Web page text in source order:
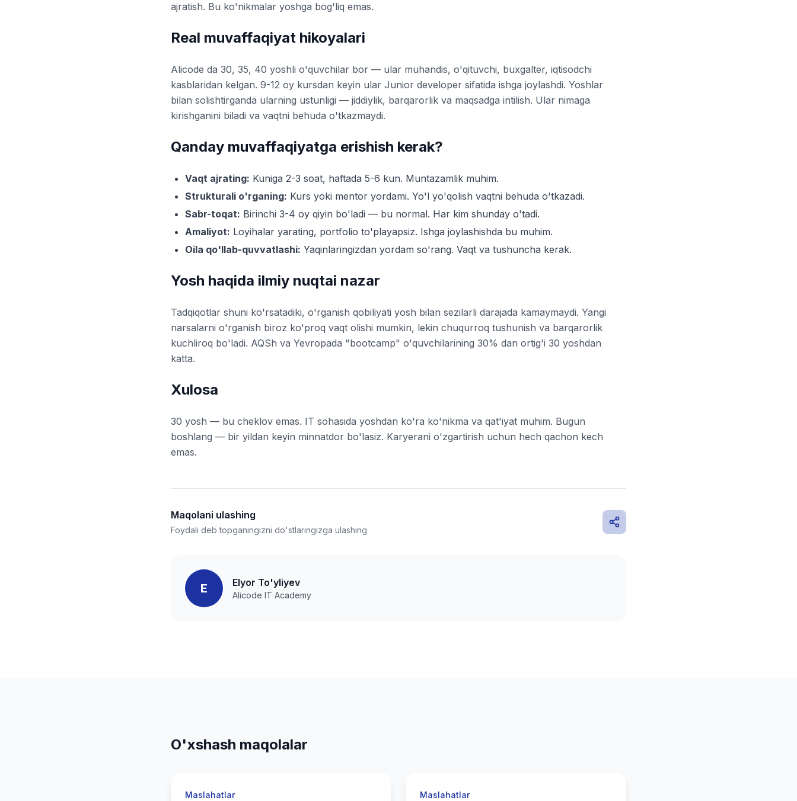
ajratish. Bu ko'nikmalar yoshga bog'liq emas.
Real muvaffaqiyat hikoyalari
Alicode da 30, 35, 40 yoshli o'quvchilar bor — ular muhandis, o'qituvchi, buxgalter, iqtisodchi
kasblaridan kelgan. 9-12 oy kursdan keyin ular Junior developer sifatida ishga joylashdi. Yoshlar
bilan solishtirganda ularning ustunligi — jiddiylik, barqarorlik va maqsadga intilish. Ular nimaga
kirishganini biladi va vaqtni behuda o'tkazmaydi.
Qanday muvaffaqiyatga erishish kerak?
Vaqt ajrating: Kuniga 2-3 soat, haftada 5-6 kun. Muntazamlik muhim.
Strukturali o'rganing: Kurs yoki mentor yordami. Yo'l yo'qolish vaqtni behuda o'tkazadi.
Sabr-toqat: Birinchi 3-4 oy qiyin bo'ladi — bu normal. Har kim shunday o'tadi.
Amaliyot: Loyihalar yarating, portfolio to'playapsiz. Ishga joylashishda bu muhim.
Oila qo'llab-quvvatlashi: Yaqinlaringizdan yordam so'rang. Vaqt va tushuncha kerak.
Yosh haqida ilmiy nuqtai nazar
Tadqiqotlar shuni ko'rsatadiki, o'rganish qobiliyati yosh bilan sezilarli darajada kamaymaydi. Yangi
narsalarni o'rganish biroz ko'proq vaqt olishi mumkin, lekin chuqurroq tushunish va barqarorlik
kuchliroq bo'ladi. AQSh va Yevropada "bootcamp" o'quvchilarining 30% dan ortig'i 30 yoshdan
katta.
Xulosa
30 yosh — bu cheklov emas. IT sohasida yoshdan ko'ra ko'nikma va qat'iyat muhim. Bugun
boshlang — bir yildan keyin minnatdor bo'lasiz. Karyerani o'zgartirish uchun hech qachon kech
emas.
Maqolani ulashing
Foydali deb topganingizni do'stlaringizga ulashing
E Elyor To'yliyev
Alicode IT Academy
O'xshash maqolalar
Maslahatlar Maslahatlar